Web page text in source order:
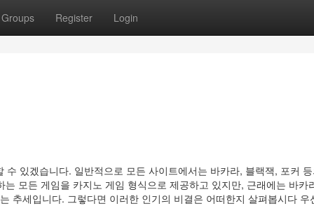
Groups Register Login
있겠습니다. 일반적으로 모든 사이트에서는 바카라, 블랙잭, 포커
모든 게임을 카지노 게임 형식으로 제공하고 있지만, 근래에는 바카
추세입니다. 그렇다면 이러한 인기의 비결은 어떠한지 살펴봅시다 우